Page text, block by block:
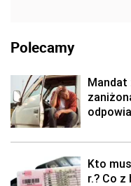
Polecamy
Mandat
Kto
r.? Co